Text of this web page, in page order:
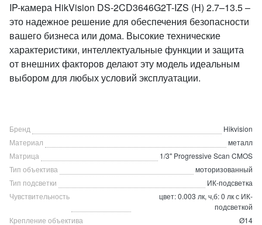
IP-камера HikVision DS-2CD3646G2T-IZS (H) 2.7–13.5 –
это надежное решение для обеспечения безопасности
вашего бизнеса или дома. Высокие технические
характеристики, интеллектуальные функции и защита
от внешних факторов делают эту модель идеальным
выбором для любых условий эксплуатации.
Бренд
Hikvision
Материал
металл
Матрица
1/3'' Progressive Scan CMOS
Тип объектива
моторизованный
Тип подсветки
ИК-подсветка
Чувствительность
цвет: 0.003 лк, ч,б: 0 лк с ИК-
подсветкой
Крепление объектива
Ø14